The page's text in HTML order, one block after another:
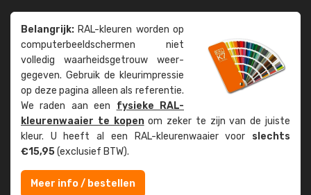
Belangrijk: RAL-kleuren worden op
computer­beeld­schermen niet
volledig waarheids­­getrouw weer­
gegeven. Gebruik de kleur­impressie
op deze pagina alleen als referentie.
We raden aan een fysieke RAL-
kleuren­waaier te kopenom zeker te zijn van de juiste
kleur. U heeft al een RAL-kleuren­waaier voor slechts
€15,95(exclusief BTW).
Meer info / bestellen